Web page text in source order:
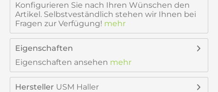
Konfigurieren Sie nach Ihren Wünschen den
Artikel. Selbstveständlich stehen wir Ihnen bei
Fragen zur Verfügung! mehr
Eigenschaften
Eigenschaften ansehen mehr
Hersteller USM Haller